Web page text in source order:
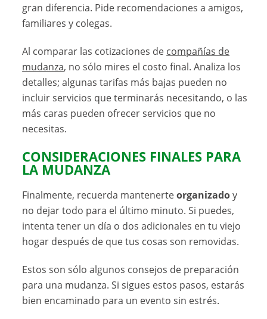
gran diferencia. Pide recomendaciones a amigos,
familiares y colegas.
Al comparar las cotizaciones de compañías de
mudanza, no sólo mires el costo final. Analiza los
detalles; algunas tarifas más bajas pueden no
incluir servicios que terminarás necesitando, o las
más caras pueden ofrecer servicios que no
necesitas.
CONSIDERACIONES FINALES PARA
LA MUDANZA
Finalmente, recuerda mantenerteorganizadoy
no dejar todo para el último minuto. Si puedes,
intenta tener un día o dos adicionales en tu viejo
hogar después de que tus cosas son removidas.
Estos son sólo algunos consejos de preparación
para una mudanza. Si sigues estos pasos, estarás
bien encaminado para un evento sin estrés.